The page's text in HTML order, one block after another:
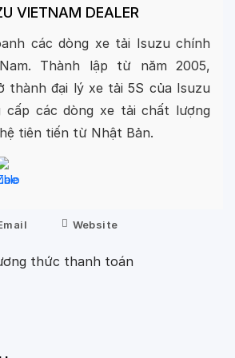
ban tham khảo thêm bài viết
xe tải isuzu 1T5
khá tốt, nhưng không phải vì
vẫn đảm bảo vì vậy mà người
dụng động cơ 4JH1E4NC với
1t4 mới 2019 còn được tích hợp
VIETNAM DEALER
các dòng xe tải Isuzu chính
Thành lập từ năm 2005,
thành đại lý xe tải 5S của Isuzu
cấp các dòng xe tải chất lượng
tiên tiến từ Nhật Bản.
Website
thức thanh toán